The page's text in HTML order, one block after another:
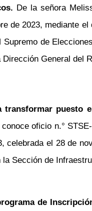
De la señora
de 2023, mediante
de
General del
puesto
oficio n.°
celebrada el 28 de
Sección de
de